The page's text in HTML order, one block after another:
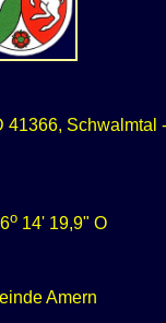
41366, Schwalmtal -
6o 14' 19,9" O
Amern